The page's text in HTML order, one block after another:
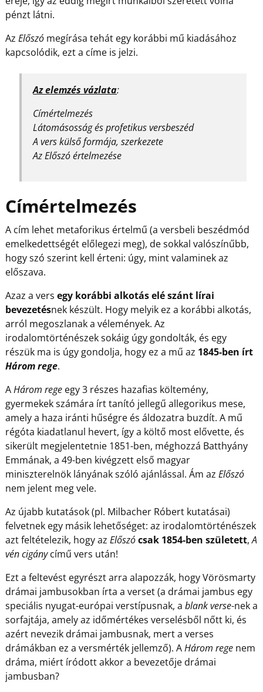
pénzt látni.
Az Előszómegírása tehát egy korábbi mű kiadásához
kapcsolódik, ezt a címe is jelzi.
Az elemzés vázlata:
Címértelmezés
Látomásosság és profetikus versbeszéd
A vers külső formája, szerkezete
Az Előszó értelmezése
Címértelmezés
A cím lehet metaforikus értelmű (a versbeli beszédmód
emelkedettségét előlegezi meg), de sokkal valószínűbb,
hogy szó szerint kell érteni: úgy, mint valaminek az
előszava.
Azaz a vers egy korábbi alkotás elé szánt lírai
bevezetésnek készült. Hogy melyik ez a korábbi alkotás,
arról megoszlanak a vélemények. Az
irodalomtörténészek sokáig úgy gondolták, és egy
részük ma is úgy gondolja, hogy ez a mű az 1845-ben írt
Három rege.
AHárom regeegy 3 részes hazafias költemény,
gyermekek számára írt tanító jellegű allegorikus mese,
amely a haza iránti hűségre és áldozatra buzdít. A mű
régóta kiadatlanul hevert, így a költő most elővette, és
sikerült megjelentetnie 1851-ben, méghozzá Batthyány
Emmának, a 49-ben kivégzett első magyar
miniszterelnök lányának szóló ajánlással. Ám az Előszó
nem jelent meg vele.
Az újabb kutatások (pl. Milbacher Róbert kutatásai)
felvetnek egy másik lehetőséget: az irodalomtörténészek
azt feltételezik, hogy az Előszócsak 1854-ben született,A
vén cigánycímű vers után!
Ezt a feltevést egyrészt arra alapozzák, hogy Vörösmarty
drámai jambusokban írta a verset (a drámai jambus egy
speciális nyugat-európai verstípusnak, a blank verse-nek a
sorfajtája, amely az időmértékes verselésből nőtt ki, és
azért nevezik drámai jambusnak, mert a verses
drámákban ez a versmérték jellemző). AHárom regenem
dráma, miért íródott akkor a bevezetője drámai
jambusban?